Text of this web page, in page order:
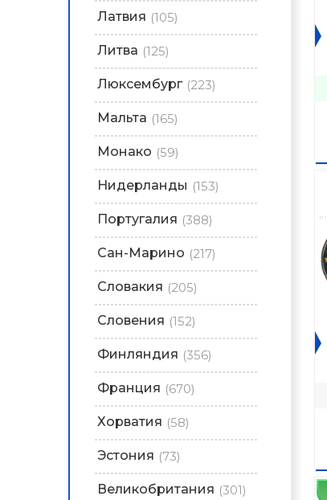
Латвия (105)
Литва (125)
Люксембург (223)
Мальта (165)
Монако (59)
Нидерланды (153)
Португалия (388)
Сан-Марино (217)
Словакия (205)
Словения (152)
Финляндия (356)
Франция (670)
Хорватия (58)
Эстония (73)
Великобритания (301)